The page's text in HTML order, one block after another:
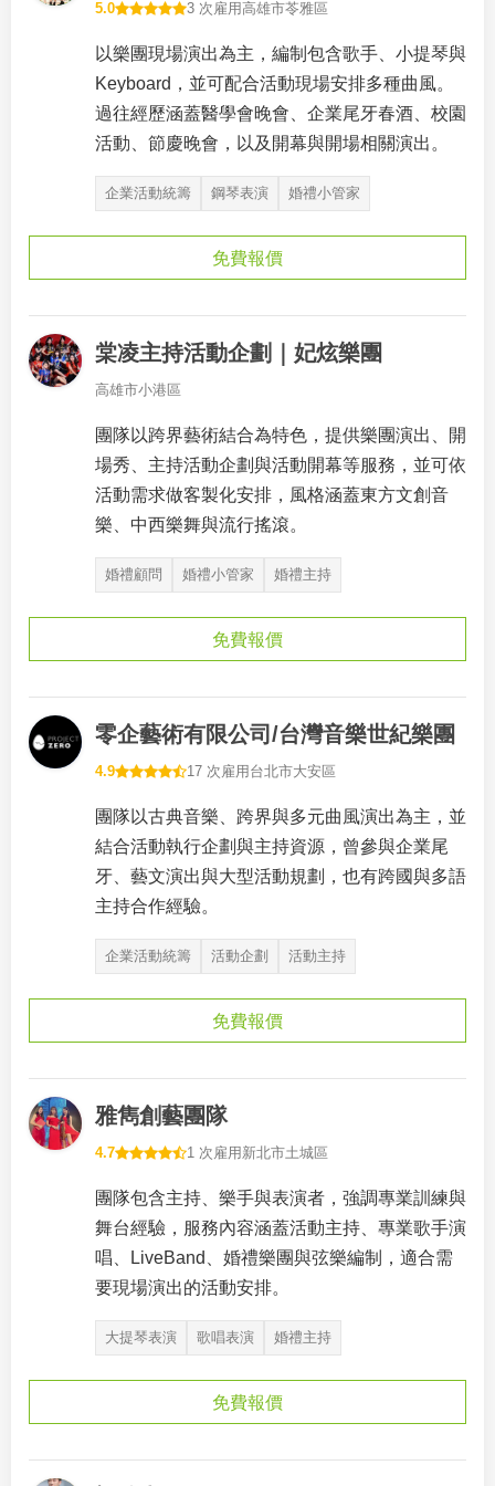
5.0 3 次雇用高雄市苓雅區
以樂團現場演出為主，編制包含歌手、小提琴與
Keyboard，並可配合活動現場安排多種曲風。
過往經歷涵蓋醫學會晚會、企業尾牙春酒、校園
活動、節慶晚會，以及開幕與開場相關演出。
企業活動統籌 鋼琴表演 婚禮小管家
免費報價
棠凌主持活動企劃｜妃炫樂團
高雄市小港區
團隊以跨界藝術結合為特色，提供樂團演出、開
場秀、主持活動企劃與活動開幕等服務，並可依
活動需求做客製化安排，風格涵蓋東方文創音
樂、中西樂舞與流行搖滾。
婚禮顧問 婚禮小管家 婚禮主持
免費報價
零企藝術有限公司/台灣音樂世紀樂團
4.9 17 次雇用 台北市大安區
團隊以古典音樂、跨界與多元曲風演出為主，並
結合活動執行企劃與主持資源，曾參與企業尾
牙、藝文演出與大型活動規劃，也有跨國與多語
主持合作經驗。
企業活動統籌 活動企劃 活動主持
免費報價
雅雋創藝團隊
4.7 1 次雇用 新北市土城區
團隊包含主持、樂手與表演者，強調專業訓練與
舞台經驗，服務內容涵蓋活動主持、專業歌手演
唱、LiveBand、婚禮樂團與弦樂編制，適合需
要現場演出的活動安排。
大提琴表演 歌唱表演 婚禮主持
免費報價